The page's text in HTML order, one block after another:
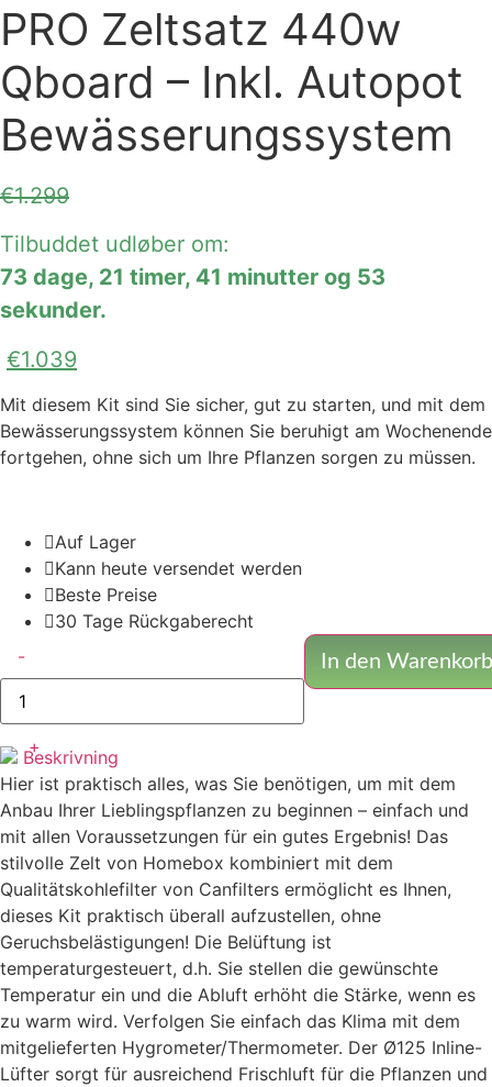
PRO Zeltsatz 440w
Qboard – Inkl. Autopot
Bewässerungssystem
Ursprünglicher
war:
€1.299
€1.299
ist:
€1.299.
Tilbuddet udløber om:
73 dage, 21 timer, 41 minutter og 53
sekunder.
€1.039
Mit diesem Kit sind Sie sicher, gut zu starten, und mit dem
Bewässerungssystem können Sie beruhigt am Wochenende
fortgehen, ohne sich um Ihre Pflanzen sorgen zu müssen.
Auf Lager
Kann heute versendet werden
Beste Preise
30 Tage Rückgaberecht
Zeltsatz
440w
Qboard
Inkl.
Autopot
Bewässerungssystem
Menge
-
+
In den Warenkorb
Beskrivning
Hier ist praktisch alles, was Sie benötigen, um mit dem
Anbau Ihrer Lieblingspflanzen zu beginnen – einfach und
mit allen Voraussetzungen für ein gutes Ergebnis! Das
stilvolle Zelt von Homebox kombiniert mit dem
Qualitätskohlefilter von Canfilters ermöglicht es Ihnen,
dieses Kit praktisch überall aufzustellen, ohne
Geruchsbelästigungen! Die Belüftung ist
temperaturgesteuert, d.h. Sie stellen die gewünschte
Temperatur ein und die Abluft erhöht die Stärke, wenn es
zu warm wird. Verfolgen Sie einfach das Klima mit dem
mitgelieferten Hygrometer/Thermometer. Der Ø125 Inline-
Lüfter sorgt für ausreichend Frischluft für die Pflanzen und